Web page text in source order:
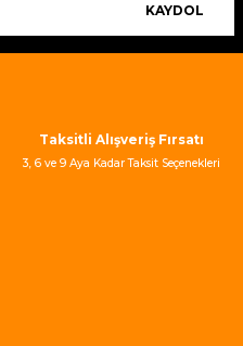
bulunuyor.
KAYDOL
Taksitli Alışveriş Fırsatı
3, 6 ve 9 Aya Kadar Taksit Seçenekleri